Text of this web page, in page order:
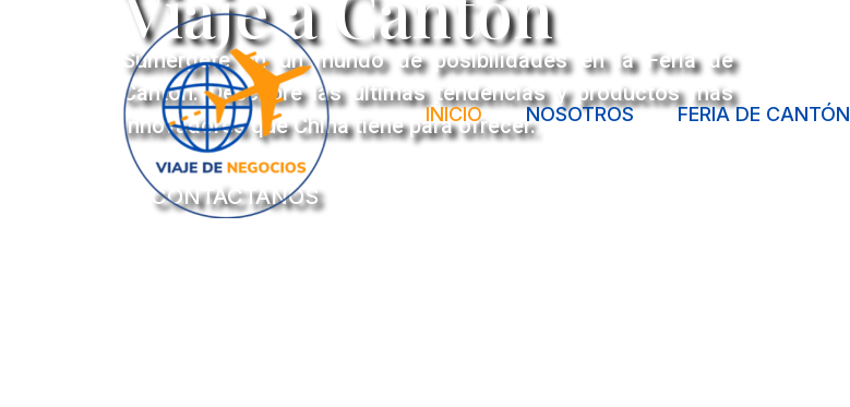
INICIO NOSOTROS FERIA DE CANTÓN
Sumérgete en un mundo de posibilidades en la Feria de
Cantón. Descubre las últimas tendencias y productos más
innovadores que China tiene para ofrecer.
CONTÁCTANOS